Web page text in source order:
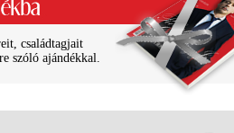
családtagjait
szóló ajándékkal.